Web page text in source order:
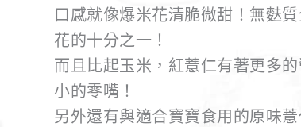
口感就像爆米花清脆微甜！無麩
花的十分之一！
而且比起玉米，紅薏仁有著更多
小的零嘴！
另外還有與適合寶寶食用的原味薏